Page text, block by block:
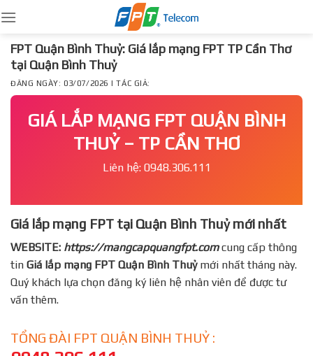
to
content
FPT Quận Bình Thuỷ: Giá lắp mạng FPT TP Cần Thơ
tại Quận Bình Thuỷ
ĐĂNG NGÀY: 03/07/2026 | TÁC GIẢ:
GIÁ LẮP MẠNG FPT QUẬN BÌNH
THUỶ – TP CẦN THƠ
Liên hệ: 0948.306.111
Giá lắp mạng FPT tại Quận Bình Thuỷ mới nhất
WEBSITE: https://mangcapquangfpt.comcung cấp thông
tin Giá lắp mạng FPT Quận Bình Thuỷmới nhất tháng này.
Quý khách lựa chọn đăng ký liên hệ nhân viên để được tư
vấn thêm.
TỔNG ĐÀI FPT QUẬN BÌNH THUỶ :